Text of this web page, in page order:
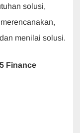
solusi,
menilai solusi.
Finance